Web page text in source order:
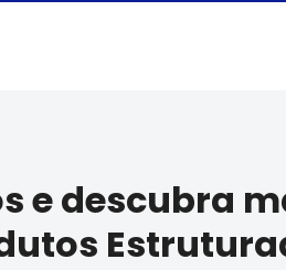
e descubra